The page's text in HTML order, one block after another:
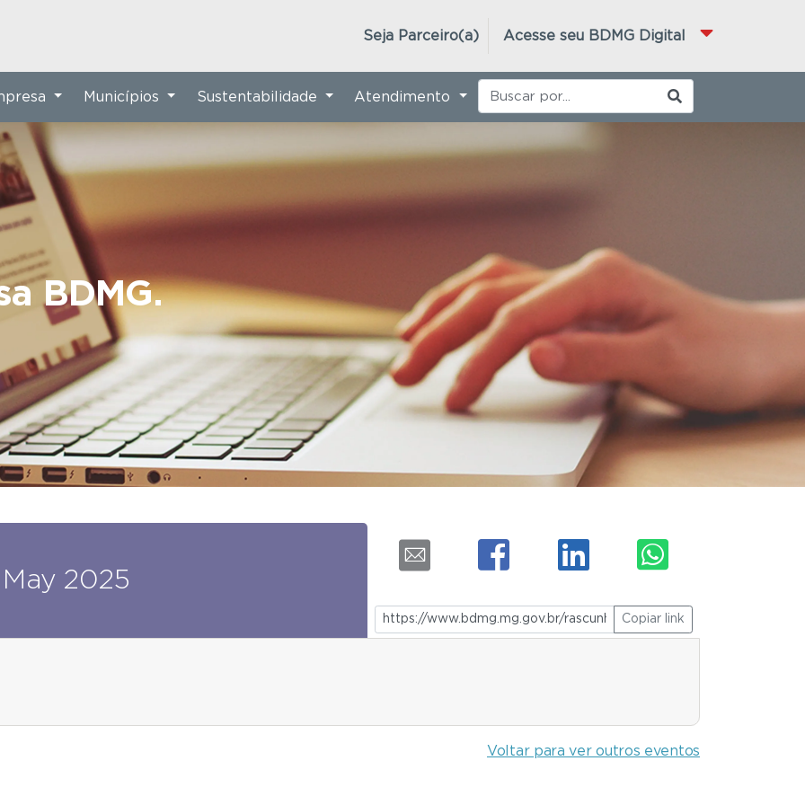
Acesse seu BDMG Digital
Seja Parceiro(a)
BDMG.
Municípios Sustentabilidade Atendimento
May 2025
Copiar link
Voltar para ver outros eventos